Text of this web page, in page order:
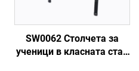
SW0062 Столчета за
ученици в класната стая